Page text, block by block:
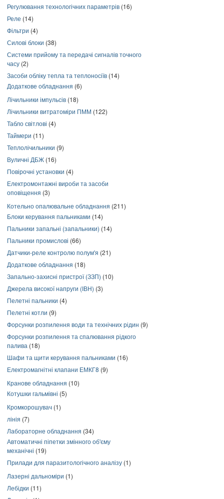
Регулювання технологічних параметрів (16)
Реле (14)
Фільтри (4)
Силові блоки (38)
Системи прийому та передачі сигналів точного
часу (2)
Засоби обліку тепла та теплоносіїв (14)
Додаткове обладнання (6)
Лічильники імпульсів (18)
Лічильники витратоміри ПММ (122)
Табло світлові (4)
Таймери (11)
Теплолічильники (9)
Вуличні ДБЖ (16)
Повірочні установки (4)
Електромонтажні вироби та засоби
оповіщення (3)
Котельно опалювальне обладнання (211)
Блоки керування пальниками (14)
Пальники запальні (запальники) (14)
Пальники промислові (66)
Датчики-реле контролю полум'я (21)
Додаткове обладнання (18)
Запально-захисні пристрої (ЗЗП) (10)
Джерела високої напруги (ІВН) (3)
Пелетні пальники (4)
Пелетні котли (9)
Форсунки розпилення води та технічних рідин (9)
Форсунки розпилення та спалювання рідкого
палива (18)
Шафи та щити керування пальниками (16)
Електромагнітні клапани ЕМКГ8 (9)
Кранове обладнання (10)
Котушки гальмівні (5)
Кромкорошувач (1)
лінія (7)
Лабораторне обладнання (34)
Автоматичні піпетки змінного об'єму
механічні (19)
Прилади для паразитологічного аналізу (1)
Лазерні дальноміри (1)
Лебідки (11)